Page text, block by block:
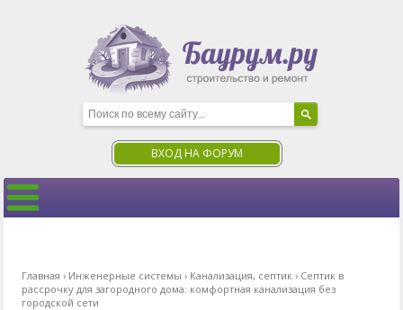
ВХОД НА ФОРУМ
Главная › Инженерные системы › Канализация, септик › Септик в
рассрочку для загородного дома: комфортная канализация без
городской сети